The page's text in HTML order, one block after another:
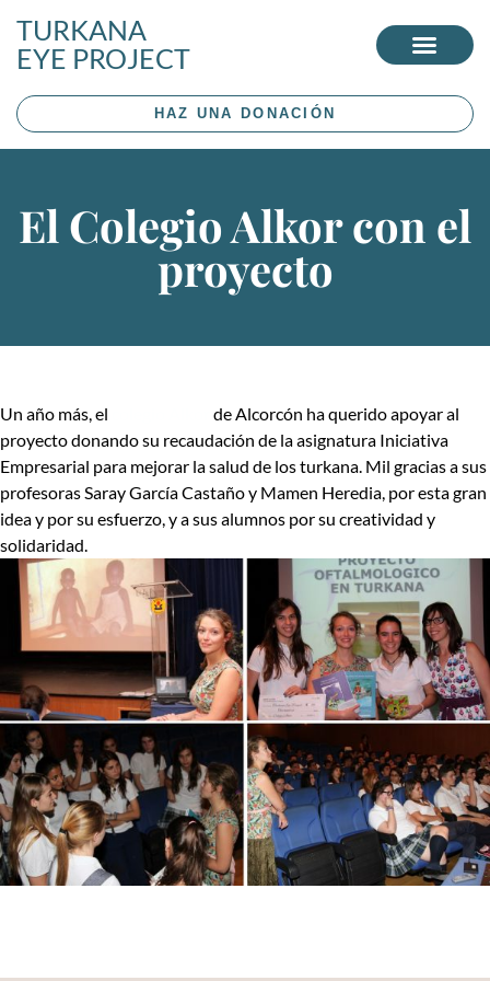
TURKANA
EYE PROJECT
HAZ UNA DONACIÓN
El Colegio Alkor con el
proyecto
Un año más, el
de Alcorcón ha querido apoyar al
proyecto donando su recaudación de la asignatura Iniciativa
Empresarial para mejorar la salud de los turkana. Mil gracias a sus
profesoras Saray García Castaño y Mamen Heredia, por esta gran
idea y por su esfuerzo, y a sus alumnos por su creatividad y
solidaridad.